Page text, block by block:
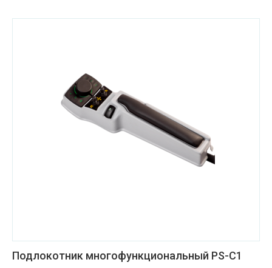
Подлокотник многофункциональный PS-C1